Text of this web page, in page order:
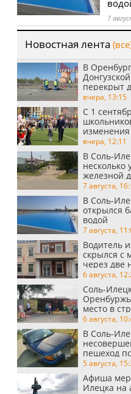
7
Новостная лента
В
перекрыт
утра 10
вчера, 13:15
С 1
программе
вчера, 12:11
В Соль-
несколько
железной
7 августа,
В Соль-
открылся
водой
7 августа,
Водитель
скрылся с
через две
пьяным
6 августа,
Соль-
место в
6 августа,
В Соль-
пешеход
5 августа,
Афиша
Илецка на